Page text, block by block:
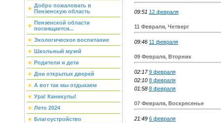
Добро пожаловать в
Пензенскую область
Пензенской области
посвящается...
Экологическое воспитание
Школьный музей
Родители и дети
Дни открытых дверей
А вот так мы отдыхаем
Ура! Каникулы!
Лето 2024
Благоустройство
09:51 12 февраля
11 Февраля, Четверг
09:46 11 февраля
09 Февраля, Вторник
02:17 9 февраля
02:10 8 февраля
01:58 8 февраля
07 Февраля, Воскресенье
21:49 6 февраля